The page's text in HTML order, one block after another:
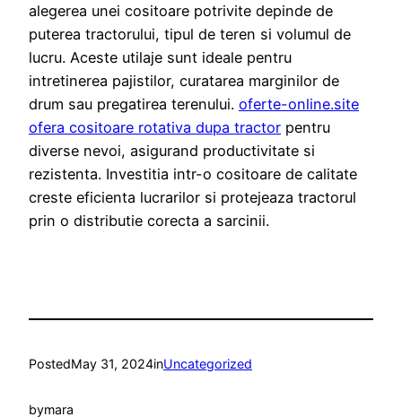
alegerea unei cositoare potrivite depinde de
puterea tractorului, tipul de teren si volumul de
lucru. Aceste utilaje sunt ideale pentru
intretinerea pajistilor, curatarea marginilor de
drum sau pregatirea terenului. oferte-online.site
ofera cositoare rotativa dupa tractor pentru
diverse nevoi, asigurand productivitate si
rezistenta. Investitia intr-o cositoare de calitate
creste eficienta lucrarilor si protejeaza tractorul
prin o distributie corecta a sarcinii.
PostedMay 31, 2024inUncategorized
bymara